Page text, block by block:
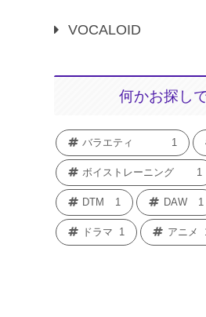
VOCALOID
何かお探し
バラエティ 1
ボイストレーニング 1
DTM 1 DAW 1
ドラマ 1 アニメ